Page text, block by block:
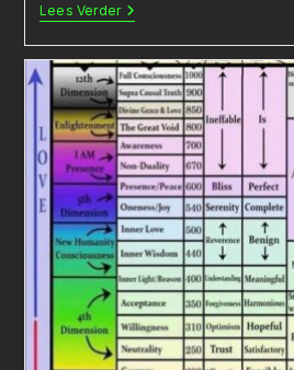
Lees VerderHavo-
Examenopdracht:
Een
Verslavende
Gokkast